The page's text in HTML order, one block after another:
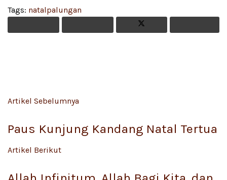
Tags: natalpalungan
Artikel Sebelumnya
Paus Kunjung Kandang Natal Tertua
Artikel Berikut